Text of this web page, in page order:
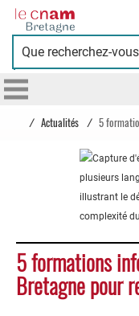
Cnam
Bretagne
/ Actualités /
5 formations
Bretagne pour